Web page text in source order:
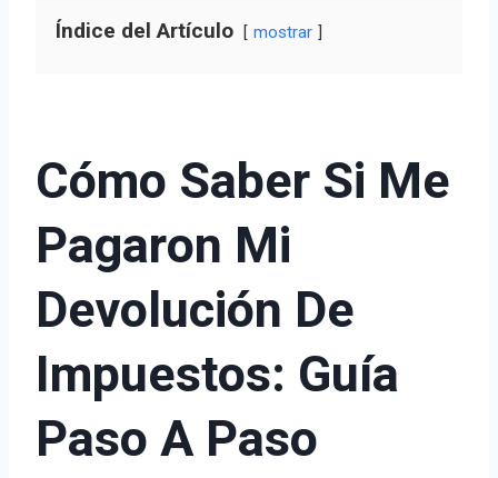
Índice del Artículo mostrar
Cómo Saber Si Me
Pagaron Mi
Devolución De
Impuestos: Guía
Paso A Paso